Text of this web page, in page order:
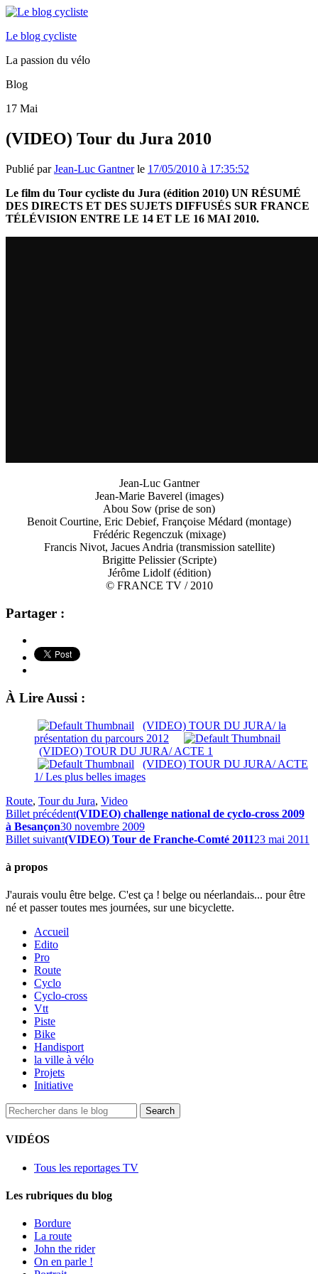
Le blog cycliste
La passion du vélo
Blog
17 Mai
(VIDEO) Tour du Jura 2010
Publié parJean-Luc Gantnerle 17/05/2010 à 17:35:52
Le film du Tour cycliste du Jura (édition 2010) UN RÉSUMÉ
DES DIRECTS ET DES SUJETS DIFFUSÉS SUR FRANCE
TÉLÉVISION ENTRE LE 14 ET LE 16 MAI 2010.
Jean-Luc Gantner
Jean-Marie Baverel (images)
Abou Sow (prise de son)
Benoit Courtine, Eric Debief, Françoise Médard (montage)
Frédéric Regenczuk (mixage)
Francis Nivot, Jacues Andria (transmission satellite)
Brigitte Pelissier (Scripte)
Jérôme Lidolf (édition)
© FRANCE TV / 2010
Partager :
À Lire Aussi :
(VIDEO) TOUR DU JURA/ la
présentation du parcours 2012
(VIDEO) TOUR DU JURA/ ACTE 1
(VIDEO) TOUR DU JURA/ ACTE
1/ Les plus belles images
Route, Tour du Jura, Video
Billet précédent(VIDEO) challenge national de cyclo-cross 2009
à Besançon30 novembre 2009
Billet suivant(VIDEO) Tour de Franche-Comté 201123 mai 2011
à propos
J'aurais voulu être belge. C'est ça ! belge ou néerlandais... pour être
né et passer toutes mes journées, sur une bicyclette.
Accueil
Edito
Pro
Route
Cyclo
Cyclo-cross
Vtt
Piste
Bike
Handisport
la ville à vélo
Projets
Initiative
VIDÉOS
Tous les reportages TV
Les rubriques du blog
Bordure
La route
John the rider
On en parle !